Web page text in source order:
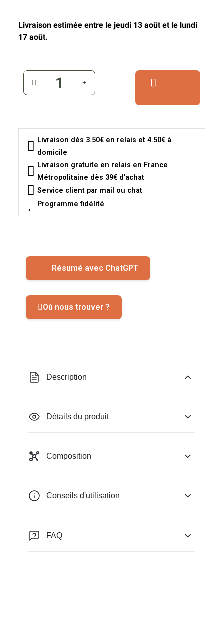
Livraison estimée entre le jeudi 13 août et le lundi
17 août.
Livraison dès 3.50€ en relais et 4.50€ à
domicile
Livraison gratuite en relais en France
Métropolitaine dès 39€ d'achat
Service client par mail ou chat
Programme fidélité
Résumé avec ChatGPT
Où nous trouver ?
Description
Détails du produit
Composition
Conseils d'utilisation
FAQ